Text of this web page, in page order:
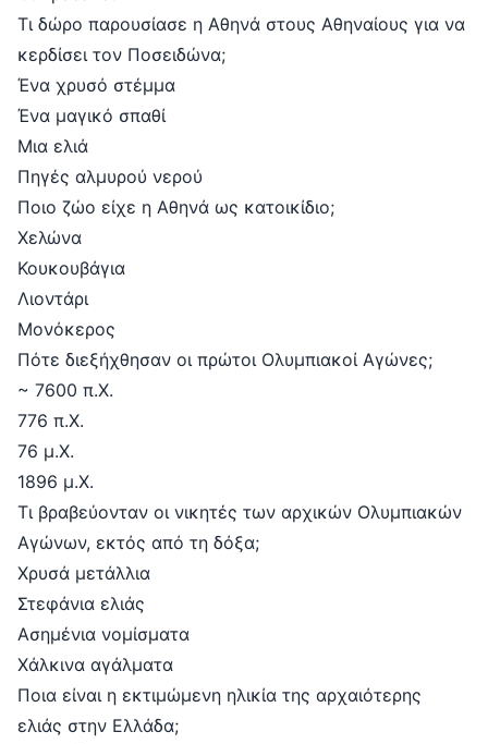
Τι δώρο παρουσίασε η Αθηνά στους Αθηναίους για να
κερδίσει τον Ποσειδώνα;
Ένα χρυσό στέμμα
Ένα μαγικό σπαθί
Μια ελιά
Πηγές αλμυρού νερού
Ποιο ζώο είχε η Αθηνά ως κατοικίδιο;
Χελώνα
Κουκουβάγια
Λιοντάρι
Μονόκερος
Πότε διεξήχθησαν οι πρώτοι Ολυμπιακοί Αγώνες;
~ 7600 π.Χ.
776 π.Χ.
76 μ.Χ.
1896 μ.Χ.
Τι βραβεύονταν οι νικητές των αρχικών Ολυμπιακών
Αγώνων, εκτός από τη δόξα;
Χρυσά μετάλλια
Στεφάνια ελιάς
Ασημένια νομίσματα
Χάλκινα αγάλματα
Ποια είναι η εκτιμώμενη ηλικία της αρχαιότερης
ελιάς στην Ελλάδα;